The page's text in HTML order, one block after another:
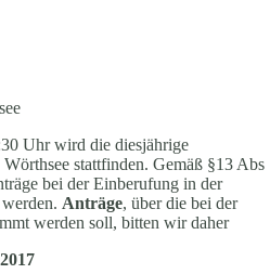
Uhr wird die diesjährige
stattfinden. Gemäß §13 Abs
bei der Einberufung in der
Anträge, über die bei der
werden soll, bitten wir daher